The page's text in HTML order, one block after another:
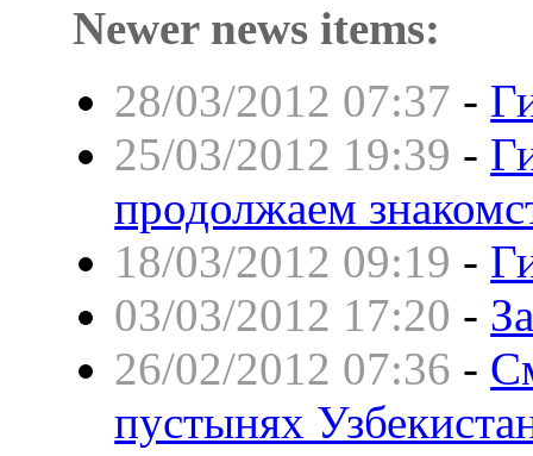
Newer news items:
28/03/2012 07:37 -
25/03/2012 19:39 -
продолжаем
18/03/2012 09:19 -
03/03/2012 17:20 -
26/02/2012 07:36 -
пустынях